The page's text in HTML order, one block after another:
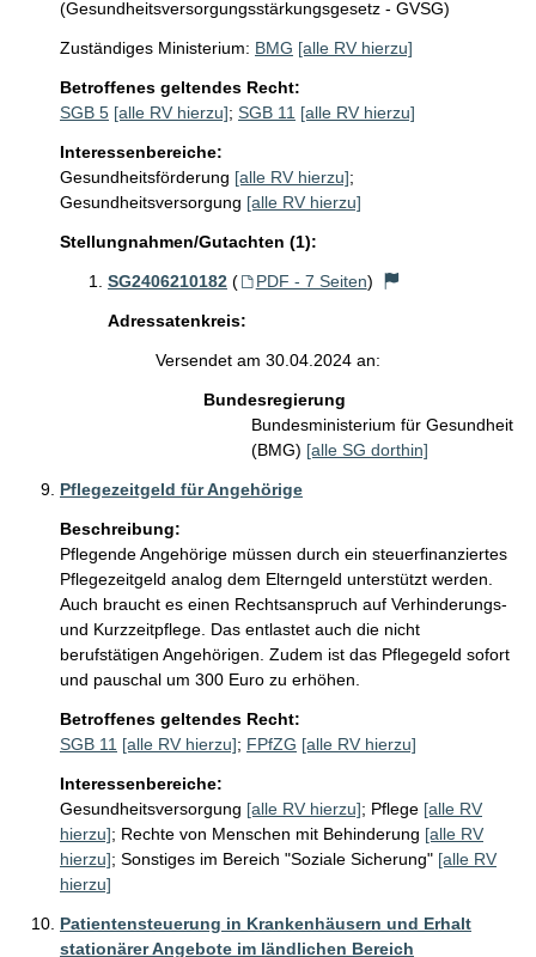
(Gesundheitsversorgungsstärkungsgesetz - GVSG)
Zuständiges Ministerium: BMG [alle RV hierzu]
Betroffenes geltendes Recht:
SGB 5 [alle RV hierzu]; SGB 11 [alle RV hierzu]
Interessenbereiche:
Gesundheitsförderung [alle RV hierzu];
Gesundheitsversorgung [alle RV hierzu]
Stellungnahmen/Gutachten (1):
SG2406210182 ( PDF - 7 Seiten)
Adressatenkreis:
Versendet am 30.04.2024 an:
Bundesregierung
Bundesministerium für Gesundheit
(BMG) [alle SG dorthin]
Pflegezeitgeld für Angehörige
Beschreibung:
Pflegende Angehörige müssen durch ein steuerfinanziertes
Pflegezeitgeld analog dem Elterngeld unterstützt werden.
Auch braucht es einen Rechtsanspruch auf Verhinderungs-
und Kurzzeitpflege. Das entlastet auch die nicht
berufstätigen Angehörigen. Zudem ist das Pflegegeld sofort
und pauschal um 300 Euro zu erhöhen.
Betroffenes geltendes Recht:
SGB 11 [alle RV hierzu]; FPfZG [alle RV hierzu]
Interessenbereiche:
Gesundheitsversorgung [alle RV hierzu]; Pflege [alle RV
hierzu]; Rechte von Menschen mit Behinderung [alle RV
hierzu]; Sonstiges im Bereich "Soziale Sicherung" [alle RV
hierzu]
Patientensteuerung in Krankenhäusern und Erhalt
stationärer Angebote im ländlichen Bereich